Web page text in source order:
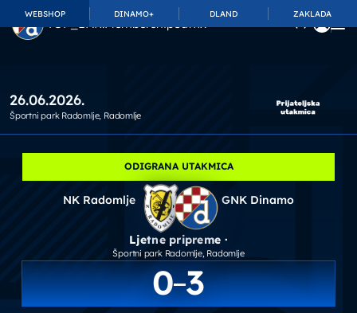
WEBSHOP DINAMO+ DLAND ZAKLADA
TOP_BAR.MembershipSuffix
26.06.2026.
Športni park Radomlje, Radomlje
ODIGRANA UTAKMICA
NK Radomlje GNK Dinamo
Ljetne pripreme ·
Športni park Radomlje, Radomlje
0 3